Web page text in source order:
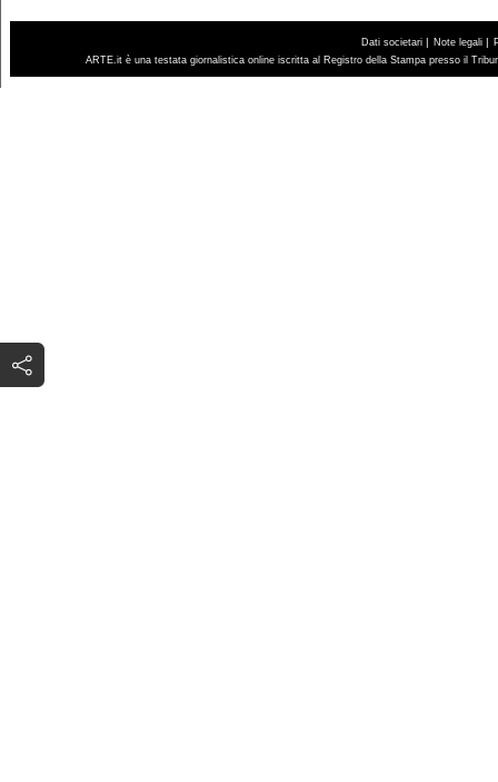
Dati societari | Note legali |
ARTE.it è una testata giornalistica online iscritta al Registro della Stampa presso il